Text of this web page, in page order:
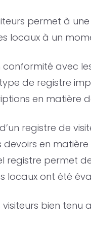
permet à
locaux à un
avec
de registre
en matière
registre de
devoirs en
registre permet
locaux ont été
bien tenu